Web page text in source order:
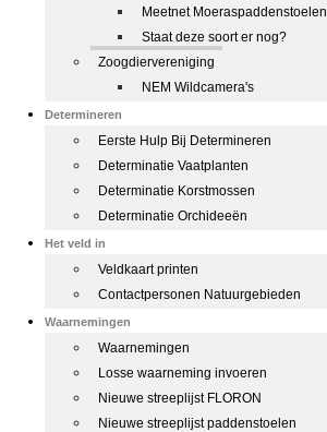
Meetnet Moeraspaddenstoelen
Staat deze soort er nog?
Zoogdiervereniging
NEM Wildcamera's
Determineren
Eerste Hulp Bij Determineren
Determinatie Vaatplanten
Determinatie Korstmossen
Determinatie Orchideeën
Het veld in
Veldkaart printen
Contactpersonen Natuurgebieden
Waarnemingen
Waarnemingen
Losse waarneming invoeren
Nieuwe streeplijst FLORON
Nieuwe streeplijst paddenstoelen